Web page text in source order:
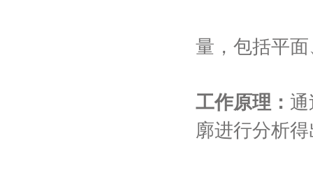
量，包括平
工作原理：
廓进行分析